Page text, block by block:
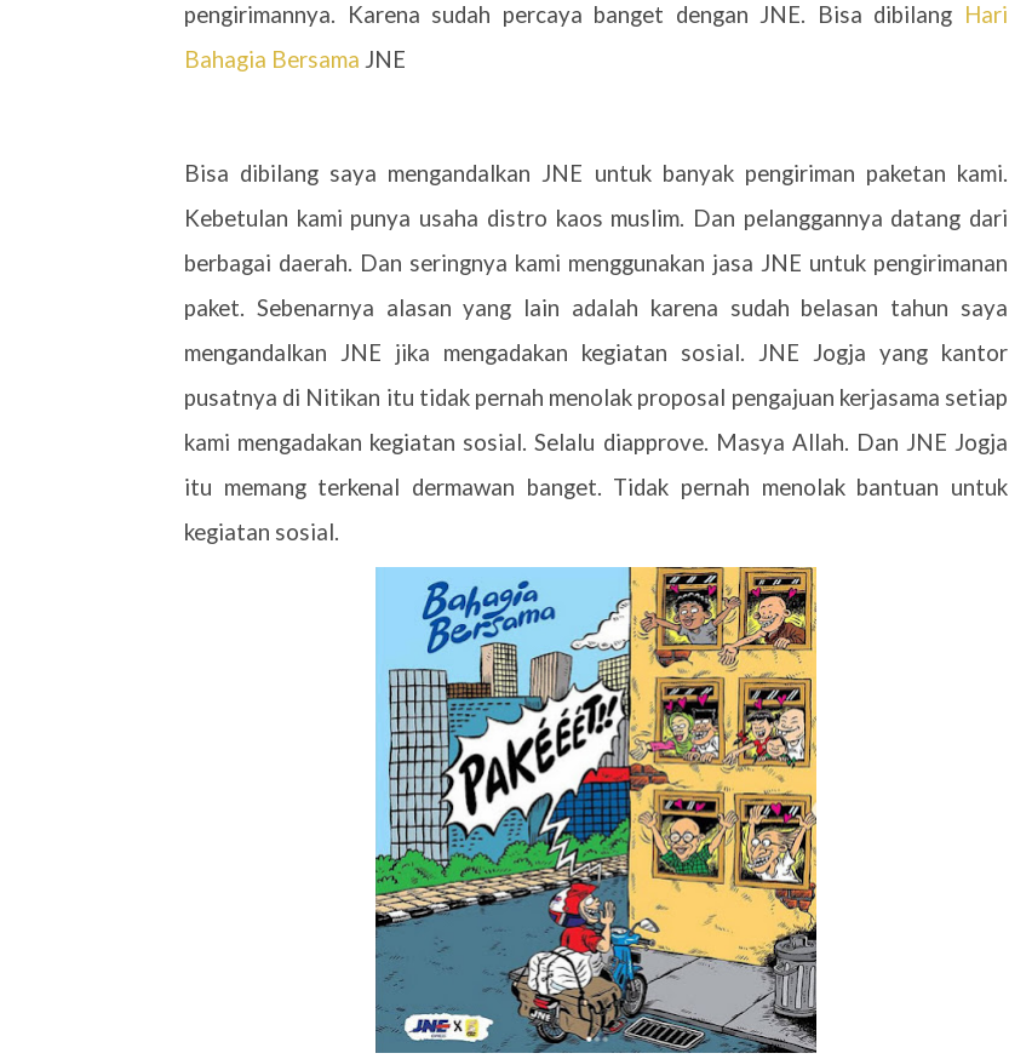
pengirimannya. Karena sudah percaya banget dengan JNE. Bisa dibilang Hari
Bahagia Bersama JNE
Bisa dibilang saya mengandalkan JNE untuk banyak pengiriman paketan kami.
Kebetulan kami punya usaha distro kaos muslim. Dan pelanggannya datang dari
berbagai daerah. Dan seringnya kami menggunakan jasa JNE untuk pengirimanan
paket. Sebenarnya alasan yang lain adalah karena sudah belasan tahun saya
mengandalkan JNE jika mengadakan kegiatan sosial. JNE Jogja yang kantor
pusatnya di Nitikan itu tidak pernah menolak proposal pengajuan kerjasama setiap
kami mengadakan kegiatan sosial. Selalu diapprove. Masya Allah. Dan JNE Jogja
itu memang terkenal dermawan banget. Tidak pernah menolak bantuan untuk
kegiatan sosial.